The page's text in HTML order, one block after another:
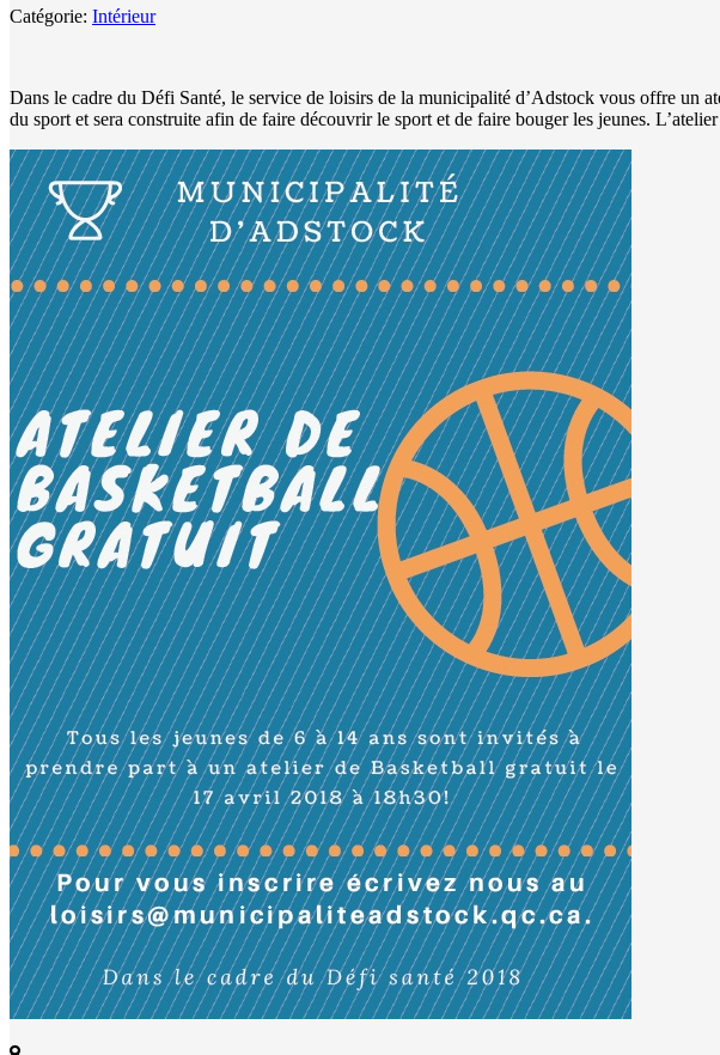
Catégorie: Intérieur
Dans le cadre du Défi Santé, le service de loisirs de la municipalité d’Adstock vous offre un
du sport et sera construite afin de faire découvrir le sport et de faire bouger les jeunes.